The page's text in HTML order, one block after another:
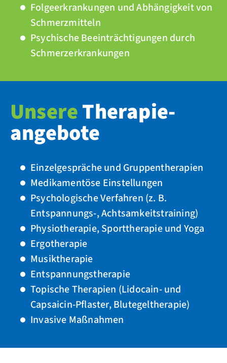
Folgeerkrankungen und Abhängigkeit von
Schmerzmitteln
Psychische Beeinträchtigungen durch
Schmerzerkrankungen
UnsereTherapie­
angebote
Einzelgespräche und Gruppentherapien
Medikamentöse Einstellungen
Psychologische Verfahren (z. B.
Entspannungs-, Achtsamkeitstraining)
Physiotherapie, Sporttherapie und Yoga
Ergotherapie
Musiktherapie
Entspannungstherapie
Topische Therapien (Lidocain- und
Capsaicin-Pflaster, Blutegeltherapie)
Invasive Maßnahmen